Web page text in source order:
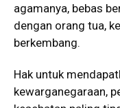
agamanya, bebas
dengan orang tua,
berkembang.
Hak untuk
kewarganegaraan,